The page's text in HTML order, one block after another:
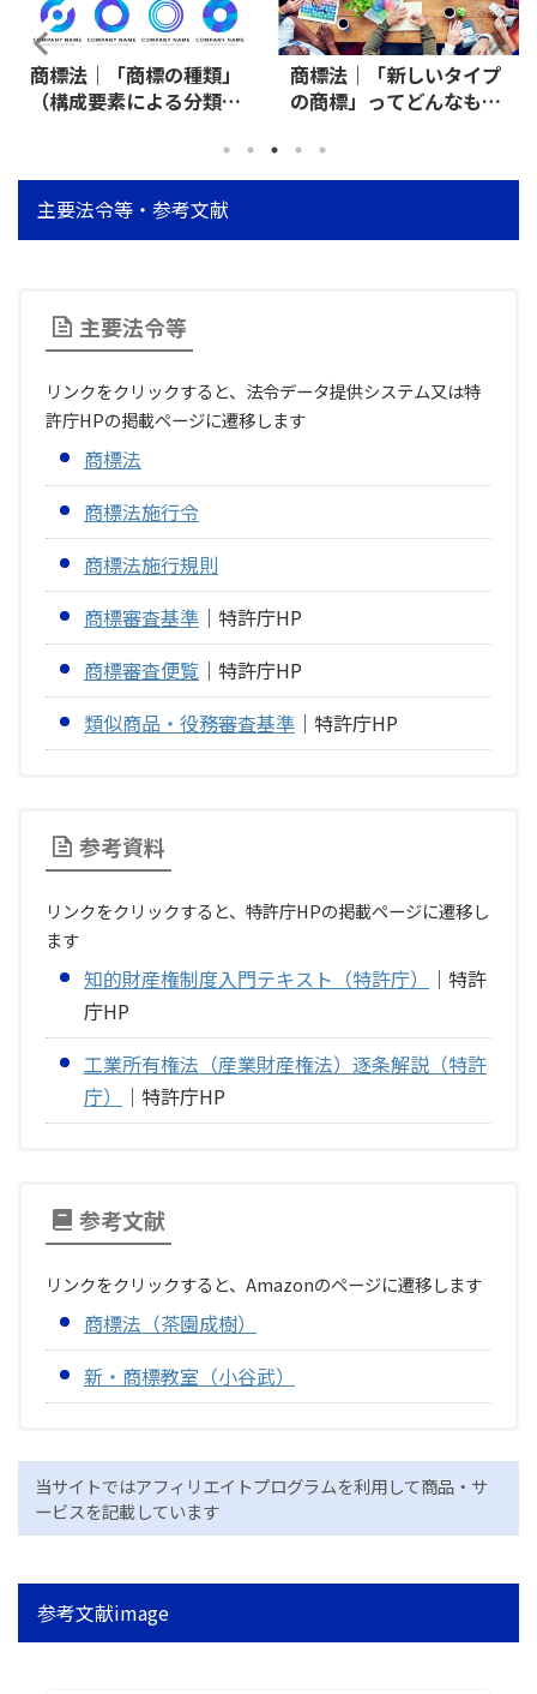
商標法｜「商標の種類」
（構成要素による分類）
商標法｜「新しいタイプ
の商標」ってどんなも
標・店舗内装の保護など
主要法令等・参考文献
主要法令等
リンクをクリックすると、法令データ提供システム又は特
許庁HPの掲載ページに遷移します
商標法
商標法施行令
商標法施行規則
商標審査基準 ｜特許庁HP
商標審査便覧 ｜特許庁HP
類似商品・役務審査基準 ｜特許庁HP
参考資料
リンクをクリックすると、特許庁HPの掲載ページに遷移し
ます
知的財産権制度入門テキスト（特許庁）
｜特許
庁HP
工業所有権法（産業財産権法）逐条解説（特許
庁）
｜特許庁HP
参考文献
リンクをクリックすると、Amazonのページに遷移します
商標法（茶園成樹）
新・商標教室（小谷武）
当サイトではアフィリエイトプログラムを利用して商品・サ
ービスを記載しています
参考文献image